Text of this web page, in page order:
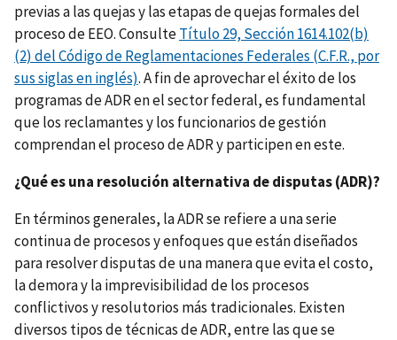
previas a las quejas y las etapas de quejas formales del
proceso de EEO. ConsulteTítulo 29, Sección 1614.102(b)
(2) del Código de Reglamentaciones Federales (C.F.R., por
sus siglas en inglés). A fin de aprovechar el éxito de los
programas de ADR en el sector federal, es fundamental
que los reclamantes y los funcionarios de gestión
comprendan el proceso de ADR y participen en este.
¿Qué es una resolución alternativa de disputas (ADR)?
En términos generales, la ADR se refiere a una serie
continua de procesos y enfoques que están diseñados
para resolver disputas de una manera que evita el costo,
la demora y la imprevisibilidad de los procesos
conflictivos y resolutorios más tradicionales. Existen
diversos tipos de técnicas de ADR, entre las que se